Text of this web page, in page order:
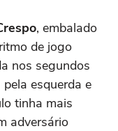
, embalado
de jogo
nos segundos
esquerda e
tinha mais
adversário